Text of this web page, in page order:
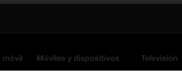
móvil Móviles y dispositivos Televisión